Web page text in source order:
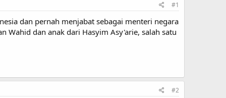
#1
dan pernah menjabat sebagai menteri negara
Wahid dan anak dari Hasyim Asy'arie, salah satu
#2